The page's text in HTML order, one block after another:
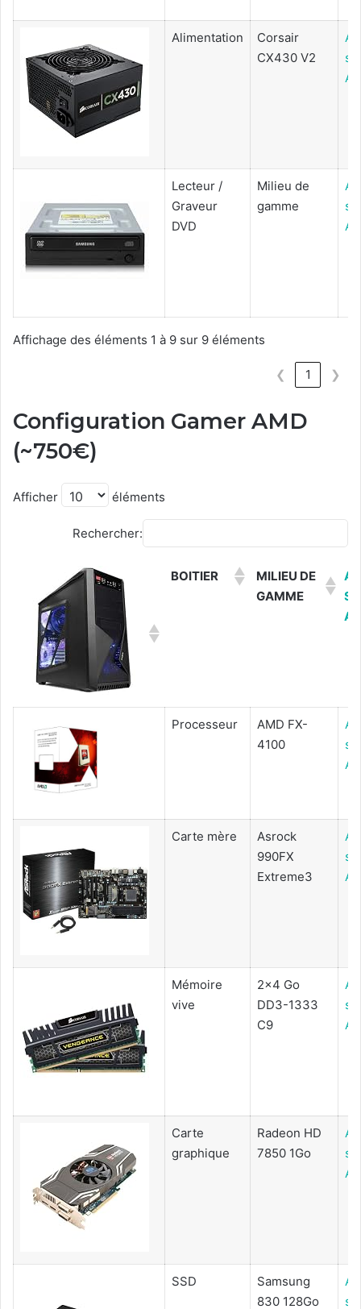
Alimentation
Corsair
CX430 V2
Lecteur /
Graveur
DVD
Milieu de
gamme
Affichage des éléments 1 à 9 sur 9 éléments
❮ 1 ❯
Configuration Gamer AMD
(~750€)
Afficher éléments
Rechercher:
BOITIER
MILIEU DE
GAMME
Processeur
AMD FX-
4100
Carte mère
Asrock
990FX
Extreme3
Mémoire
vive
2x4 Go
DD3-1333
C9
Carte
graphique
Radeon HD
7850 1Go
SSD
Samsung
830 128Go